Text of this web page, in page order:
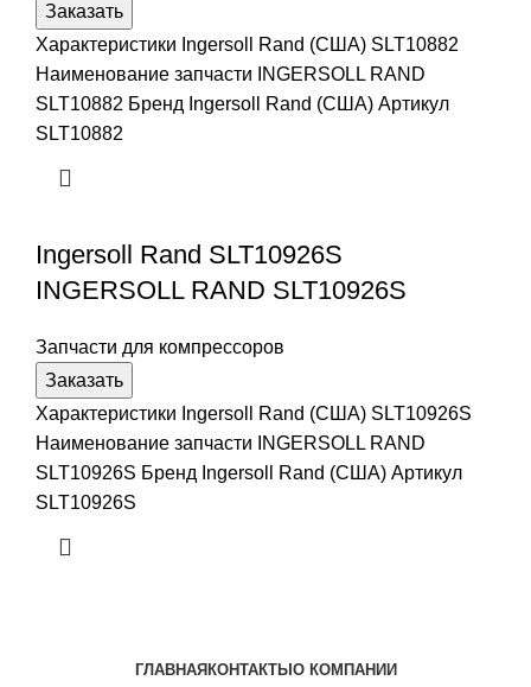
Заказать
Характеристики Ingersoll Rand (США) SLT10882
Наименование запчасти INGERSOLL RAND
SLT10882 Бренд Ingersoll Rand (США) Артикул
SLT10882
Ingersoll Rand SLT10926S
INGERSOLL RAND SLT10926S
Запчасти для компрессоров
Заказать
Характеристики Ingersoll Rand (США) SLT10926S
Наименование запчасти INGERSOLL RAND
SLT10926S Бренд Ingersoll Rand (США) Артикул
SLT10926S
ГЛАВНАЯКОНТАКТЫО КОМПАНИИ